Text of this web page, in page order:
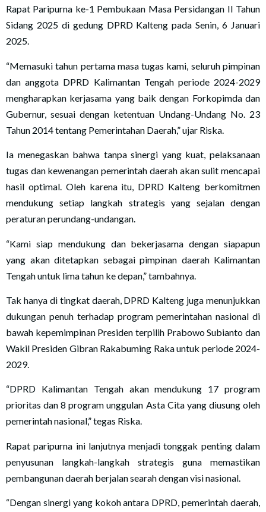
Rapat Paripurna ke-1 Pembukaan Masa Persidangan II Tahun
Sidang 2025 di gedung DPRD Kalteng pada Senin, 6 Januari
2025.
“Memasuki tahun pertama masa tugas kami, seluruh pimpinan
dan anggota DPRD Kalimantan Tengah periode 2024-2029
mengharapkan kerjasama yang baik dengan Forkopimda dan
Gubernur, sesuai dengan ketentuan Undang-Undang No. 23
Tahun 2014 tentang Pemerintahan Daerah,” ujar Riska.
Ia menegaskan bahwa tanpa sinergi yang kuat, pelaksanaan
tugas dan kewenangan pemerintah daerah akan sulit mencapai
hasil optimal. Oleh karena itu, DPRD Kalteng berkomitmen
mendukung setiap langkah strategis yang sejalan dengan
peraturan perundang-undangan.
“Kami siap mendukung dan bekerjasama dengan siapapun
yang akan ditetapkan sebagai pimpinan daerah Kalimantan
Tengah untuk lima tahun ke depan,” tambahnya.
Tak hanya di tingkat daerah, DPRD Kalteng juga menunjukkan
dukungan penuh terhadap program pemerintahan nasional di
bawah kepemimpinan Presiden terpilih Prabowo Subianto dan
Wakil Presiden Gibran Rakabuming Raka untuk periode 2024-
2029.
“DPRD Kalimantan Tengah akan mendukung 17 program
prioritas dan 8 program unggulan Asta Cita yang diusung oleh
pemerintah nasional,” tegas Riska.
Rapat paripurna ini lanjutnya menjadi tonggak penting dalam
penyusunan langkah-langkah strategis guna memastikan
pembangunan daerah berjalan searah dengan visi nasional.
“Dengan sinergi yang kokoh antara DPRD, pemerintah daerah,